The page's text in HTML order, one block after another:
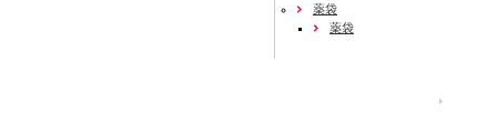
薬袋
薬袋